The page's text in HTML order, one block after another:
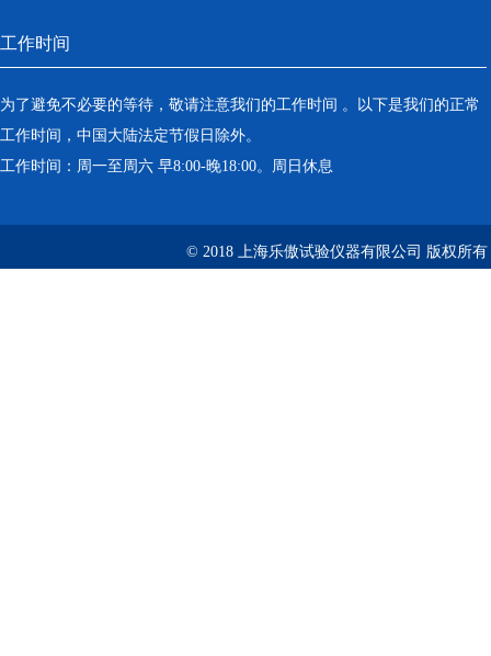
工作时间
为了避免不必要的等待，敬请注意我们的工作时间 。以下是我们的正常
工作时间，中国大陆法定节假日除外。
工作时间：周一至周六 早8:00-晚18:00。周日休息
© 2018 上海乐傲试验仪器有限公司 版权所